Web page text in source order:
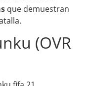
que demuestran
(OVR